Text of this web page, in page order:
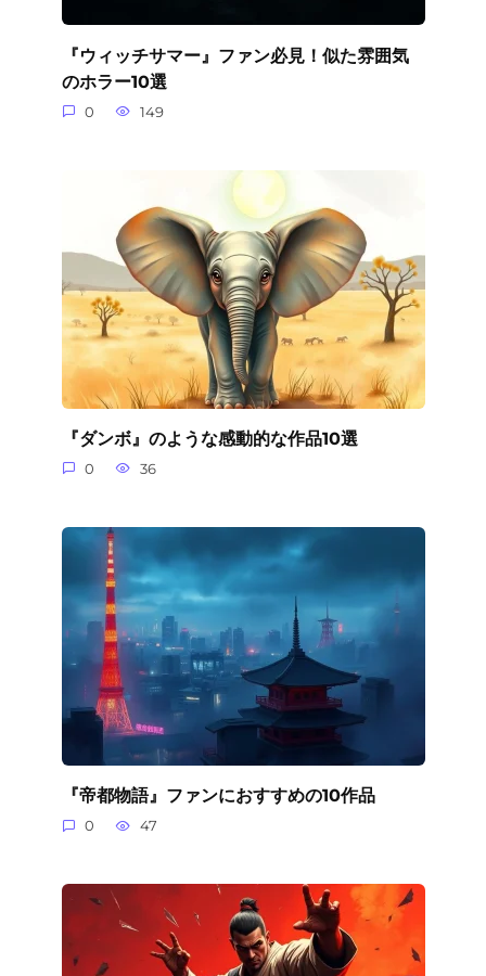
『ウィッチサマー』ファン必見！似た雰囲気
のホラー10選
0 149
『ダンボ』のような感動的な作品10選
0 36
『帝都物語』ファンにおすすめの10作品
0 47